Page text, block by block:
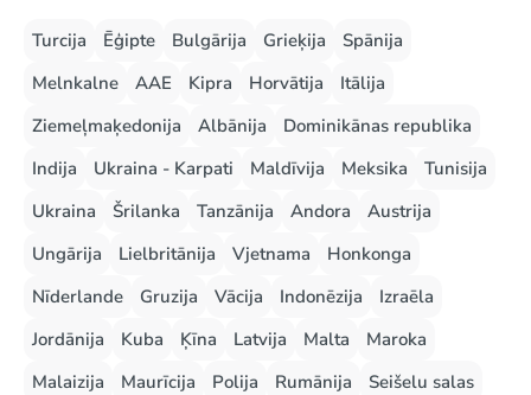
Turcija Ēģipte Bulgārija Grieķija
Spānija
Melnkalne
AAE Kipra Horvātija
Itālija
Ziemeļmaķedonija
Albānija
Dominikānas republika
Indija
Ukraina - Karpati Maldīvija Meksika
Tunisija
Ukraina
Šrilanka Tanzānija Andora
Austrija
Ungārija
Lielbritānija Vjetnama
Honkonga
Nīderlande
Gruzija Vācija Indonēzija
Izraēla
Jordānija
Kuba Ķīna Latvija Malta
Maroka
Malaizija
Maurīcija Polija Rumānija
Seišelu salas